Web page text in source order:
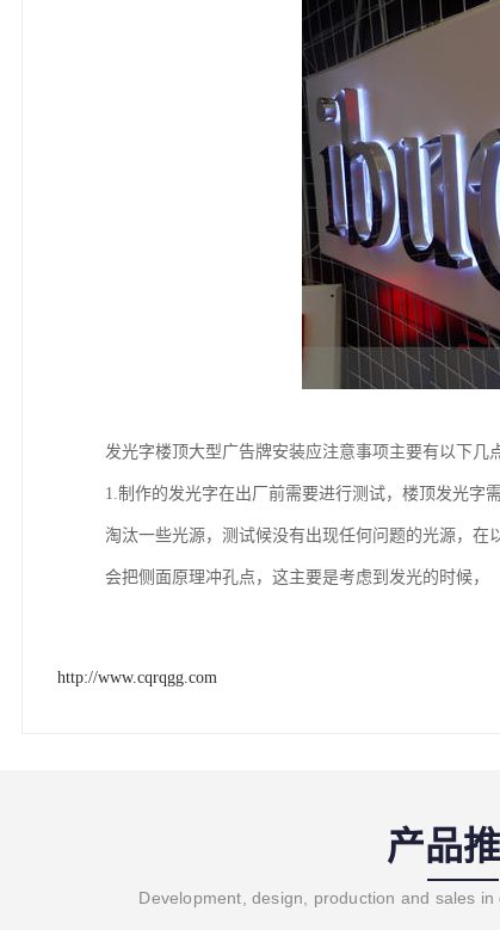
发光字楼顶大型广告牌安装应注意事项主要有以下几
1.制作的发光字在出厂前需要进行测试，楼顶发光字
淘汰一些光源，测试候没有出现任何问题的光源，
会把侧面原理冲孔点，这主要是考虑到发光的时候，
http://www.cqrqgg.com
产品
Development, design, production and sales